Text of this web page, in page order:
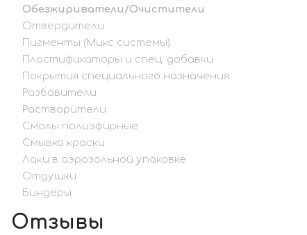
Обезжириватели/Очистители
Отвердители
Пигменты (Микс системы)
Пластификаторы и спец. добавки
Покрытия специального назначения
Разбавители
Растворители
Смолы полиэфирные
Смывка краски
Лаки в аэрозольной упаковке
Отдушки
Биндеры
Отзывы